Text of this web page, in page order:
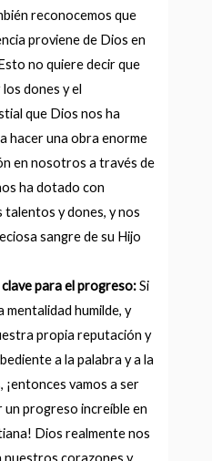
reconocemos que
proviene de Dios en
no quiere decir que
dones y el
que Dios nos ha
hacer una obra enorme
en nosotros a través de
ha dotado con
y dones, y nos
sangre de su Hijo
clave para el progreso:Si
mentalidad humilde, y
propia reputación y
a la palabra y a la
¡entonces vamos a ser
un progreso increíble en
Dios realmente nos